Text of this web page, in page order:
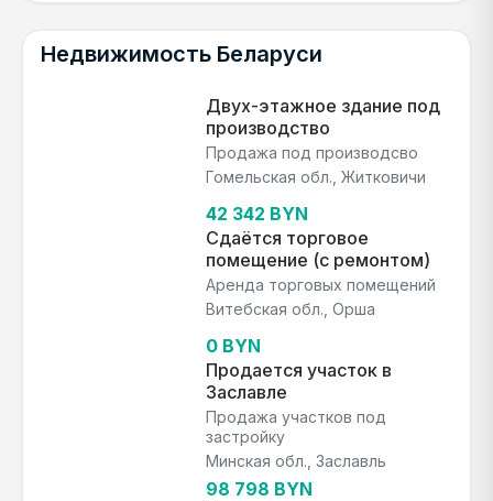
Недвижимость Беларуси
Двух-этажное здание под
производство
Продажа под производсво
Гомельская обл., Житковичи
42 342 BYN
Сдаётся торговое
помещение (с ремонтом)
Аренда торговых помещений
Витебская обл., Орша
0 BYN
Продается участок в
Заславле
Продажа участков под
застройку
Минская обл., Заславль
98 798 BYN